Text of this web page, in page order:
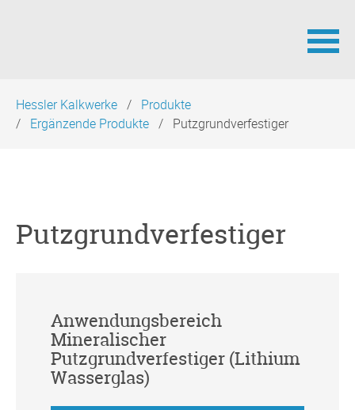
überspringen
Hessler Kalkwerke
Produkte
Ergänzende Produkte
Putzgrundverfestiger
Putzgrundverfestiger
Anwendungsbereich
Mineralischer
Putzgrundverfestiger (Lithium
Wasserglas)